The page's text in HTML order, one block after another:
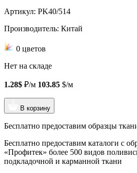
Артикул: PK40/514
Производитель: Китай
0 цветов
Нет на складе
1.28$ ₽/м 103.85 $/м
В корзину
Бесплатно предоставим образцы
Бесплатно предоставим каталоги с
«Профитек» более 500 видов
подкладочной и карманной ткани